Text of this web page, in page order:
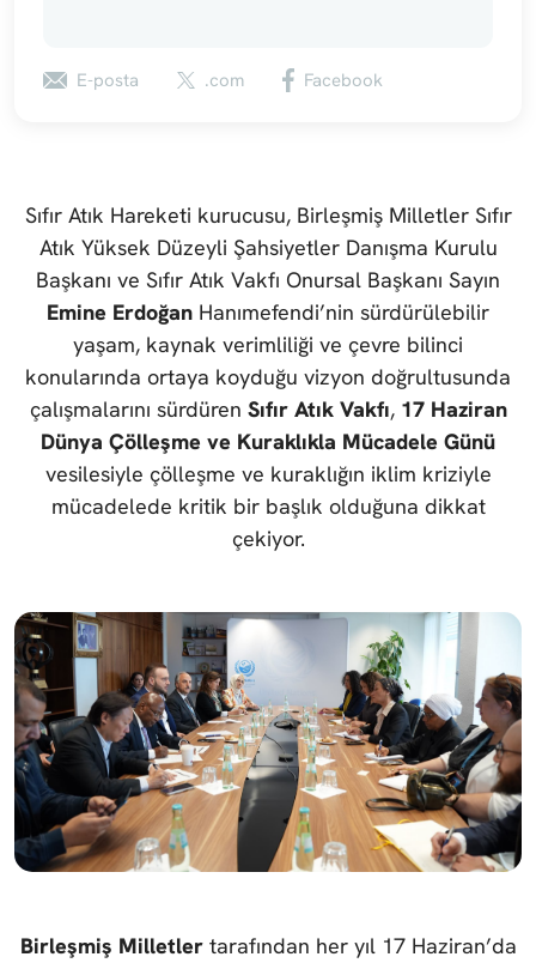
E-posta .com Facebook
Sıfır Atık Hareketi kurucusu, Birleşmiş Milletler Sıfır
Atık Yüksek Düzeyli Şahsiyetler Danışma Kurulu
Başkanı ve Sıfır Atık Vakfı Onursal Başkanı Sayın
Emine Erdoğan Hanımefendi’nin sürdürülebilir
yaşam, kaynak verimliliği ve çevre bilinci
konularında ortaya koyduğu vizyon doğrultusunda
çalışmalarını sürdüren Sıfır Atık Vakfı, 17 Haziran
Dünya Çölleşme ve Kuraklıkla Mücadele Günü
vesilesiyle çölleşme ve kuraklığın iklim kriziyle
mücadelede kritik bir başlık olduğuna dikkat
çekiyor.
Birleşmiş Milletlertarafından her yıl 17 Haziran’da